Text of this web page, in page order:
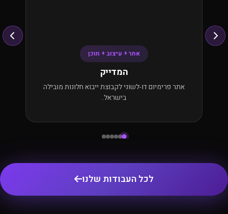
אתר + עיצוב + תוכן
המדייק
אתר פרימיום דו-לשוני לקבוצת ייבוא חלונות מובילה
בישראל.
לכל העבודות שלנו